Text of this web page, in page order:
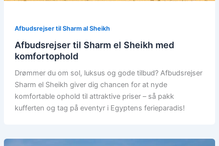
Afbudsrejser til Sharm al Sheikh
Afbudsrejser til Sharm el Sheikh med
komfortophold
Drømmer du om sol, luksus og gode tilbud? Afbudsrejser
Sharm el Sheikh giver dig chancen for at nyde
komfortable ophold til attraktive priser – så pakk
kufferten og tag på eventyr i Egyptens ferieparadis!